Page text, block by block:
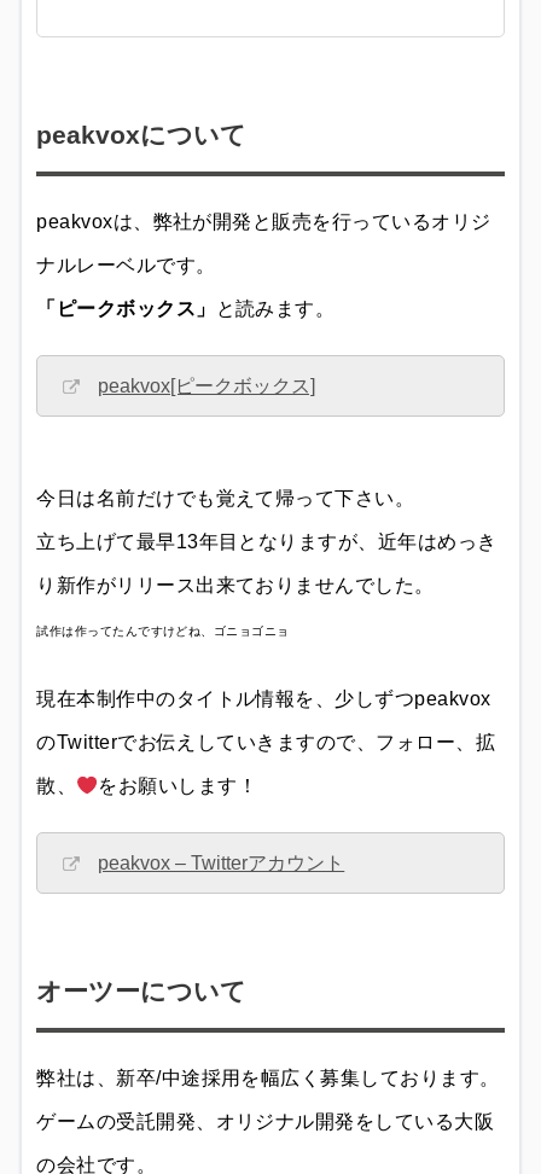
peakvoxについて
peakvoxは、弊社が開発と販売を行っているオリジ
ナルレーベルです。
「ピークボックス」 と読みます。
peakvox[ピークボックス]
今日は名前だけでも覚えて帰って下さい。
立ち上げて最早13年目となりますが、近年はめっき
り新作がリリース出来ておりませんでした。
試作は作ってたんですけどね、ゴニョゴニョ
現在本制作中のタイトル情報を、少しずつpeakvox
のTwitterでお伝えしていきますので、フォロー、拡
散、 をお願いします！
peakvox – Twitterアカウント
オーツーについて
弊社は、新卒/中途採用を幅広く募集しております。
ゲームの受託開発、オリジナル開発をしている大阪
の会社です。